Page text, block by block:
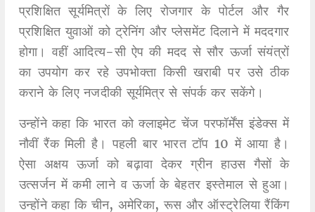
प्रशिक्षित सूर्यमित्रों के लिए रोजगार के पोर्टल और गैर
प्रशिक्षित युवाओं को ट्रेनिंग और प्लेसमेंट दिलाने में मददगार
होगा। वहीं आदित्य-सी ऐप की मदद से सौर ऊर्जा संयंत्रों
का उपयोग कर रहे उपभोक्ता किसी खराबी पर उसे ठीक
कराने के लिए नजदीकी सूर्यमित्र से संपर्क कर सकेंगे।
उन्होंने कहा कि भारत को क्लाइमेट चेंज परफॉर्मेंस इंडेक्स में
नौवीं रैंक मिली है। पहली बार भारत टॉप 10 में आया है।
ऐसा अक्षय ऊर्जा को बढ़ावा देकर ग्रीन हाउस गैसों के
उत्सर्जन में कमी लाने व ऊर्जा के बेहतर इस्तेमाल से हुआ।
उन्होंने कहा कि चीन, अमेरिका, रूस और ऑस्ट्रेलिया रैंकिंग